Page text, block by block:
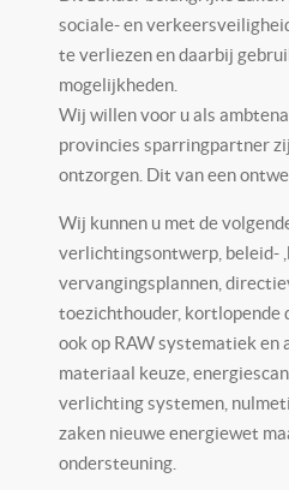
sociale- en
te verliezen en daarbij
mogelijkheden.
Wij willen voor u als
provincies sparringpartner
ontzorgen. Dit van een
Wij kunnen u met de
verlichtingsontwerp, beleid-
vervangingsplannen,
toezichthouder, kortlopende
ook op RAW systematiek en
materiaal keuze,
verlichting systemen,
zaken nieuwe energiewet
ondersteuning.